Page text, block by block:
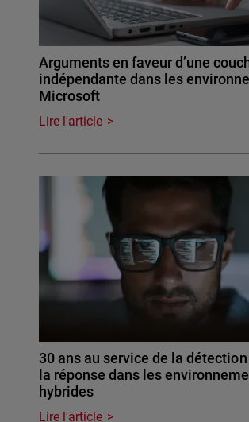
Arguments en faveur d’une
indépendante dans les
Microsoft
Lire l'article
30 ans au service de la
la réponse dans les
hybrides
Lire l'article